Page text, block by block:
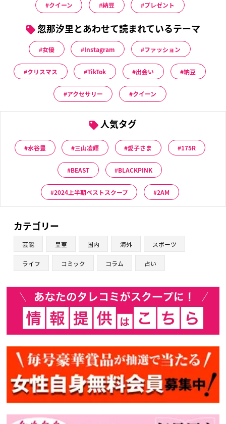
クイーン 納豆 プレゼント
忽那汐里とあわせて読まれているテーマ
女優 Instagram ファッション
クリスマス TikTok 出会い 納豆
アクセサリー クイーン
人気タグ
水谷豊 三山凌輝 愛子さま 175R
BEAST BLACKPINK
2024上半期ベストスクープ 2AM
カテゴリー
芸能 皇室 国内 海外 スポーツ
ライフ コミック コラム 占い